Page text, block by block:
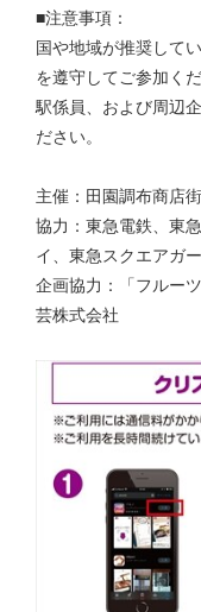
■注意事項：
国や地域が推奨して
を遵守してご参加くだ
駅係員、および周辺
ださい。
主催：田園調布商店
協力：東急電鉄、東
イ、東急スクエアガ
企画協力：「フルー
芸株式会社